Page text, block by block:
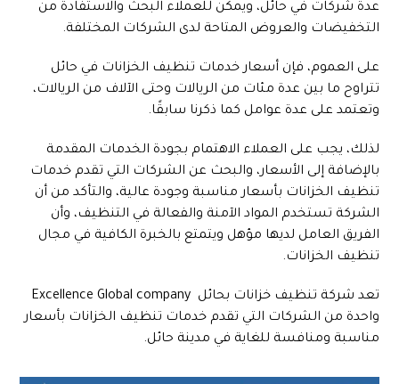
عدة شركات في حائل، ويمكن للعملاء البحث والاستفادة من
التخفيضات والعروض المتاحة لدى الشركات المختلفة.
على العموم، فإن أسعار خدمات تنظيف الخزانات في حائل
تتراوح ما بين عدة مئات من الريالات وحتى الآلاف من الريالات،
وتعتمد على عدة عوامل كما ذكرنا سابقًا.
لذلك، يجب على العملاء الاهتمام بجودة الخدمات المقدمة
بالإضافة إلى الأسعار، والبحث عن الشركات التي تقدم خدمات
تنظيف الخزانات بأسعار مناسبة وجودة عالية، والتأكد من أن
الشركة تستخدم المواد الآمنة والفعالة في التنظيف، وأن
الفريق العامل لديها مؤهل ويتمتع بالخبرة الكافية في مجال
تنظيف الخزانات.
تعد شركة تنظيف خزانات بحائل Excellence Global company
واحدة من الشركات التي تقدم خدمات تنظيف الخزانات بأسعار
مناسبة ومنافسة للغاية في مدينة حائل.